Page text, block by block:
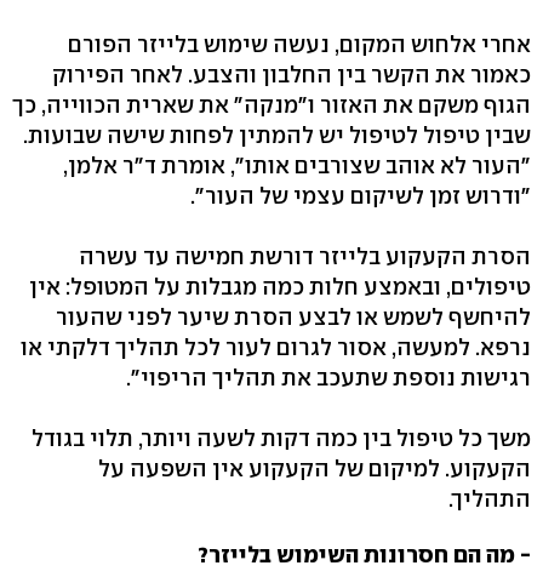
אחרי אלחוש המקום, נעשה שימוש בלייזר הפורם
כאמור את הקשר בין החלבון והצבע. לאחר הפירוק
הגוף משקם את האזור ו"מנקה" את שארית הכווייה, כך
שבין טיפול לטיפול יש להמתין לפחות שישה שבועות.
"העור לא אוהב שצורבים אותו", אומרת ד"ר אלמן,
"ודרוש זמן לשיקום עצמי של העור".
הסרת הקעקוע בלייזר דורשת חמישה עד עשרה
טיפולים, ובאמצע חלות כמה מגבלות על המטופל: אין
להיחשף לשמש או לבצע הסרת שיער לפני שהעור
נרפא. למעשה, אסור לגרום לעור לכל תהליך דלקתי או
רגישות נוספת שתעכב את תהליך הריפוי".
משך כל טיפול בין כמה דקות לשעה ויותר, תלוי בגודל
הקעקוע. למיקום של הקעקוע אין השפעה על
התהליך.
- מה הם חסרונות השימוש בלייזר?